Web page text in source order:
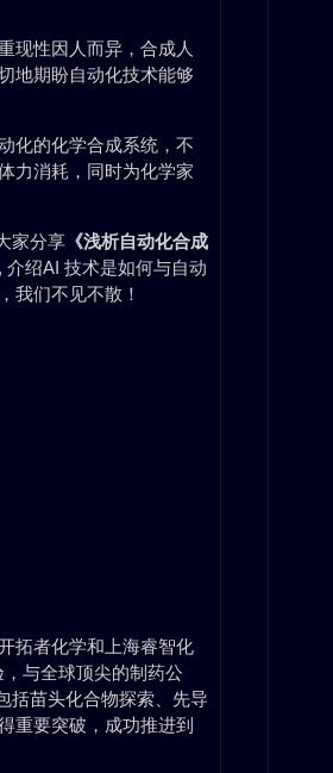
现性因人而异，合成人
地期盼自动化技术能够
化的化学合成系统，不
力消耗，同时为化学家
家分享《浅析自动化合成
绍AI 技术是如何与自动
我们不见不散！
拓者化学和上海睿智化
与全球顶尖的制药公
括苗头化合物探索、先导
重要突破，成功推进到